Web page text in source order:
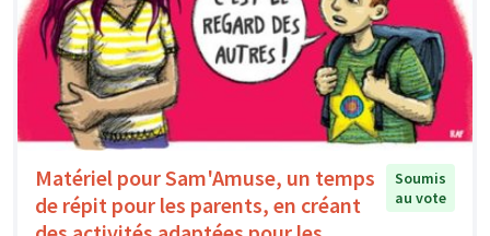
Matériel pour Sam'Amuse, un temps
de répit pour les parents, en créant
Soumis
au vote